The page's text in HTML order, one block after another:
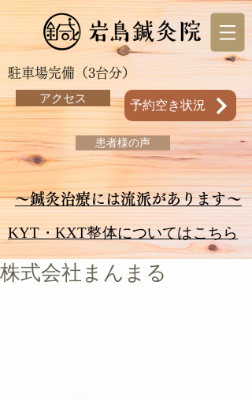
駐車場完備（3台分）
アクセス
予約空き状況
患者様の声
～鍼灸治療には流派があります～
KYT・KXT整体についてはこちら
株式会社まんまる